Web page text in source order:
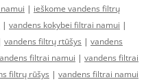
| ieškome vandens filtrų
| vandens kokybei filtrai namui |
vandens filtrų rtūšys | vandens
filtrai namui | vandens filtrai
filtrų rūšys | vandens filtrai namui